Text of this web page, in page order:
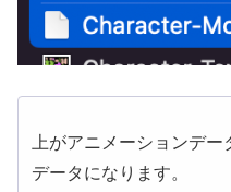
上がアニメーションデ
データになります。